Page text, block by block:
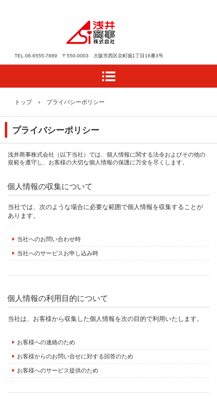
TEL.06-6555-7889 〒550-0003 大阪市西区京町掘1丁目16番3号
トップ › プライバシーポリシー
プライバシーポリシー
浅井商事株式会社（以下当社）では、個人情報に関する法令およびその他の
規範を遵守し、お客様の大切な個人情報の保護に万全を尽くします。
個人情報の収集について
当社では、次のような場合に必要な範囲で個人情報を収集することが
あります。
当社へのお問い合わせ時
当社へのサービスお申し込み時
個人情報の利用目的について
当社は、お客様から収集した個人情報を次の目的で利用いたします。
お客様への連絡のため
お客様からのお問い合せに対する回答のため
お客様へのサービス提供のため